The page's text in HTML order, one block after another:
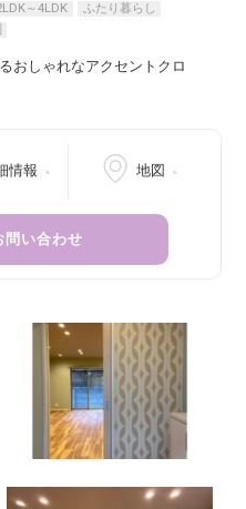
～4LDK
ふたり暮らし
おしゃれなアクセントクロ
情報 地図
問い合わせ